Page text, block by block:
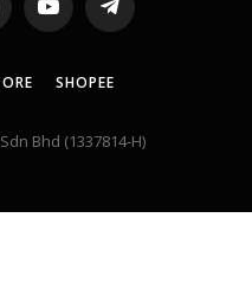
YouTubeTelegram
SHOPEE
Bhd (1337814-H)